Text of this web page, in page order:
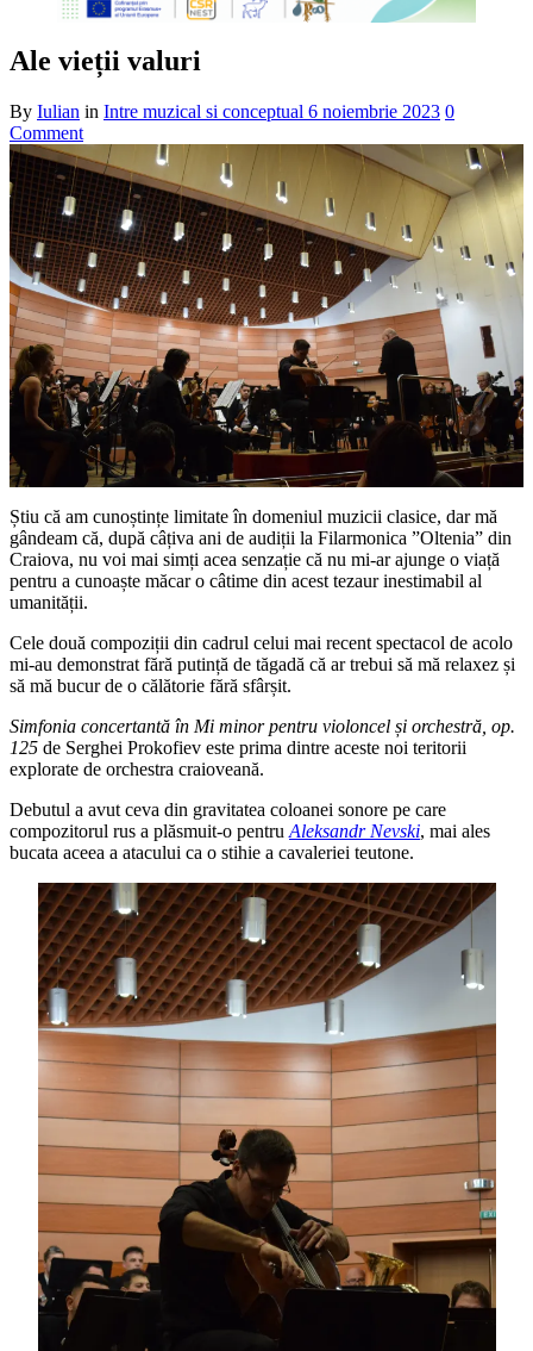
Ale vieții valuri
By Iulian in Intre muzical si conceptual 6 noiembrie 2023 0
Comment
Știu că am cunoștințe limitate în domeniul muzicii clasice, dar mă
gândeam că, după câțiva ani de audiții la Filarmonica ”Oltenia” din
Craiova, nu voi mai simți acea senzație că nu mi-ar ajunge o viață
pentru a cunoaște măcar o câtime din acest tezaur inestimabil al
umanității.
Cele două compoziții din cadrul celui mai recent spectacol de acolo
mi-au demonstrat fără putință de tăgadă că ar trebui să mă relaxez și
să mă bucur de o călătorie fără sfârșit.
Simfonia concertantă în Mi minor pentru violoncel și orchestră, op.
125 de Serghei Prokofiev este prima dintre aceste noi teritorii
explorate de orchestra craioveană.
Debutul a avut ceva din gravitatea coloanei sonore pe care
compozitorul rus a plăsmuit-o pentru Aleksandr Nevski, mai ales
bucata aceea a atacului ca o stihie a cavaleriei teutone.